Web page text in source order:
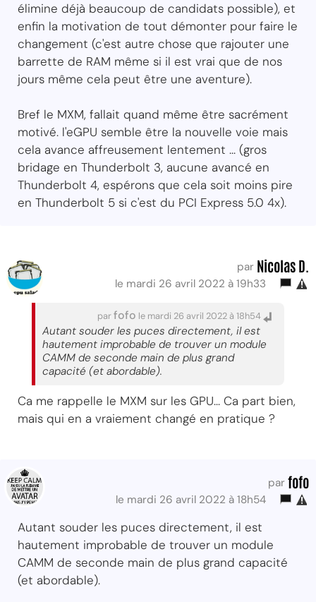
élimine déjà beaucoup de candidats possible), et
enfin la motivation de tout démonter pour faire le
changement (c'est autre chose que rajouter une
barrette de RAM même si il est vrai que de nos
jours même cela peut être une aventure).
Bref le MXM, fallait quand même être sacrément
motivé. l'eGPU semble être la nouvelle voie mais
cela avance affreusement lentement ... (gros
bridage en Thunderbolt 3, aucune avancé en
Thunderbolt 4, espérons que cela soit moins pire
en Thunderbolt 5 si c'est du PCI Express 5.0 4x).
par Nicolas D.
le mardi 26 avril 2022 à 19h33
parfofo le mardi 26 avril 2022 à 18h54
Autant souder les puces directement, il est
hautement improbable de trouver un module
CAMM de seconde main de plus grand
capacité (et abordable).
Ca me rappelle le MXM sur les GPU... Ca part bien,
mais qui en a vraiement changé en pratique ?
par fofo
le mardi 26 avril 2022 à 18h54
Autant souder les puces directement, il est
hautement improbable de trouver un module
CAMM de seconde main de plus grand capacité
(et abordable).